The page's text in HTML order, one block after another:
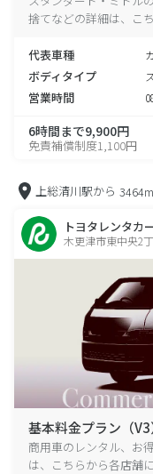
捨てなどの詳細は、こ
代表車種
ボディタイプ
営業時間
6時間まで9,900円
免責補償制度1,100円
上総清川駅から 3464m
トヨタレンタカ
木更津市東中央2
基本料金プラン（V3
商用車のレンタル、お
は、こちらから各店舗